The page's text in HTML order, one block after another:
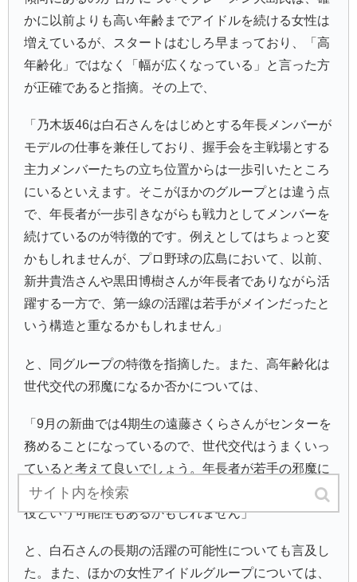
かに以前よりも高い年齢までアイドルを続ける女性は
増えているが、スタートはむしろ早まっており、「高
年齢化」ではなく「幅が広くなっている」と言った方
が正確であると指摘。その上で、
「乃木坂46は白石さんをはじめとする年長メンバーが
モデルの仕事を兼任しており、握手会を主戦場とする
主力メンバーたちの立ち位置からは一歩引いたところ
にいるといえます。そこがほかのグループとは違う点
で、年長者が一歩引きながらも戦力としてメンバーを
続けているのが特徴的です。例えとしてはちょっと変
かもしれませんが、プロ野球の広島において、以前、
新井貴浩さんや黒田博樹さんが年長者でありながら活
躍する一方で、第一線の活躍は若手がメインだったと
いう構造と重なるかもしれません」
と、同グループの特徴を指摘した。また、高年齢化は
世代交代の邪魔になるか否かについては、
「9月の新曲では4期生の遠藤さくらさんがセンターを
務めることになっているので、世代交代はうまくいっ
ていると考えて良いでしょう。年長者が若手の邪魔に
なっていないところからすると、白石さんが30歳で現
役という可能性もあるかもしれません」
と、白石さんの長期の活躍の可能性についても言及し
た。また、ほかの女性アイドルグループについては、